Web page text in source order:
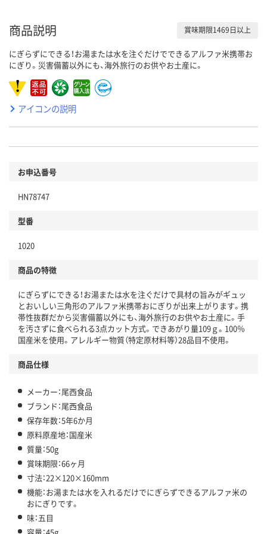
商品説明 賞味期限1469日以上
にぎらずにできる！お湯または水を注ぐだけでできるアルファ米携帯お
にぎり。災害備蓄以外にも、海外旅行のお供やお土産に。
アイコンの説明
お申込番号
HN78747
型番
1020
商品の特徴
にぎらずにできる！お湯または水を注ぐだけで具材の旨みがギュッ
とおいしい三角形のアルファ米携帯おにぎりが出来上がります。携
帯性抜群だから災害備蓄以外にも、海外旅行のお供やお土産に。手
を汚さずに食べられる3点カット方式。できあがり量109ｇ。100％
国産米を使用。アレルギー物質（特定原材料等）28品目不使用。
商品仕様
メーカー：尾西食品
ブランド：尾西食品
保存年数：5年6か月
原料原産地：国産米
質量：50g
賞味期限：66ヶ月
寸法：22×120×160mm
機能：お湯または水を入れるだけでにぎらずできるアルファ米の
おにぎりです。
味：五目